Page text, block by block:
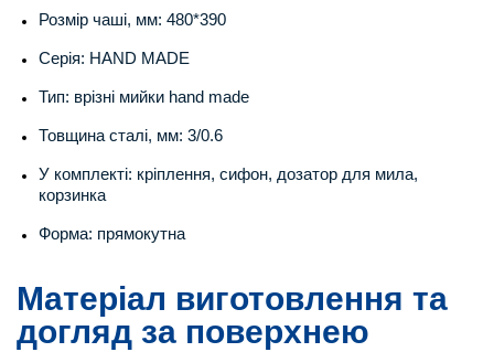
Розмір чаші, мм: 480*390
Серія: HAND MADE
Тип: врізні мийки hand made
Товщина сталі, мм: 3/0.6
У комплекті: кріплення, сифон, дозатор для мила,
корзинка
Форма: прямокутна
Матеріал виготовлення та
догляд за поверхнею